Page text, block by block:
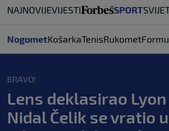
NAJNOVIJEVIJESTI SPORT
NogometKošarkaTenisRukomet
BRAVO!
Lens deklasirao
Nidal Čelik se vratio